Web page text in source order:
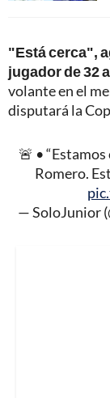
"Está cerca",
jugador de 32
volante en el
disputará la
🚨 •
Romero.
— SoloJunior